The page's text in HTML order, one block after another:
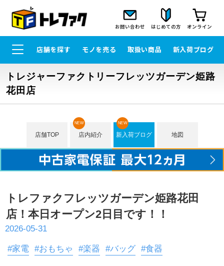
お問い合わせ はじめての方 オンライン
店舗を探す モノを売る 取扱い商品 新入荷ブログ
トレジャーファクトリーフレッツガーデン姫路
花田店
店舗TOP 店内紹介
NEW
新入荷ブログ
NEW
地図
トレファクフレッツガーデン姫路花田
店！本日オープン2日目です！！
2026-05-31
#家電 #おもちゃ #楽器 #バッグ #食器